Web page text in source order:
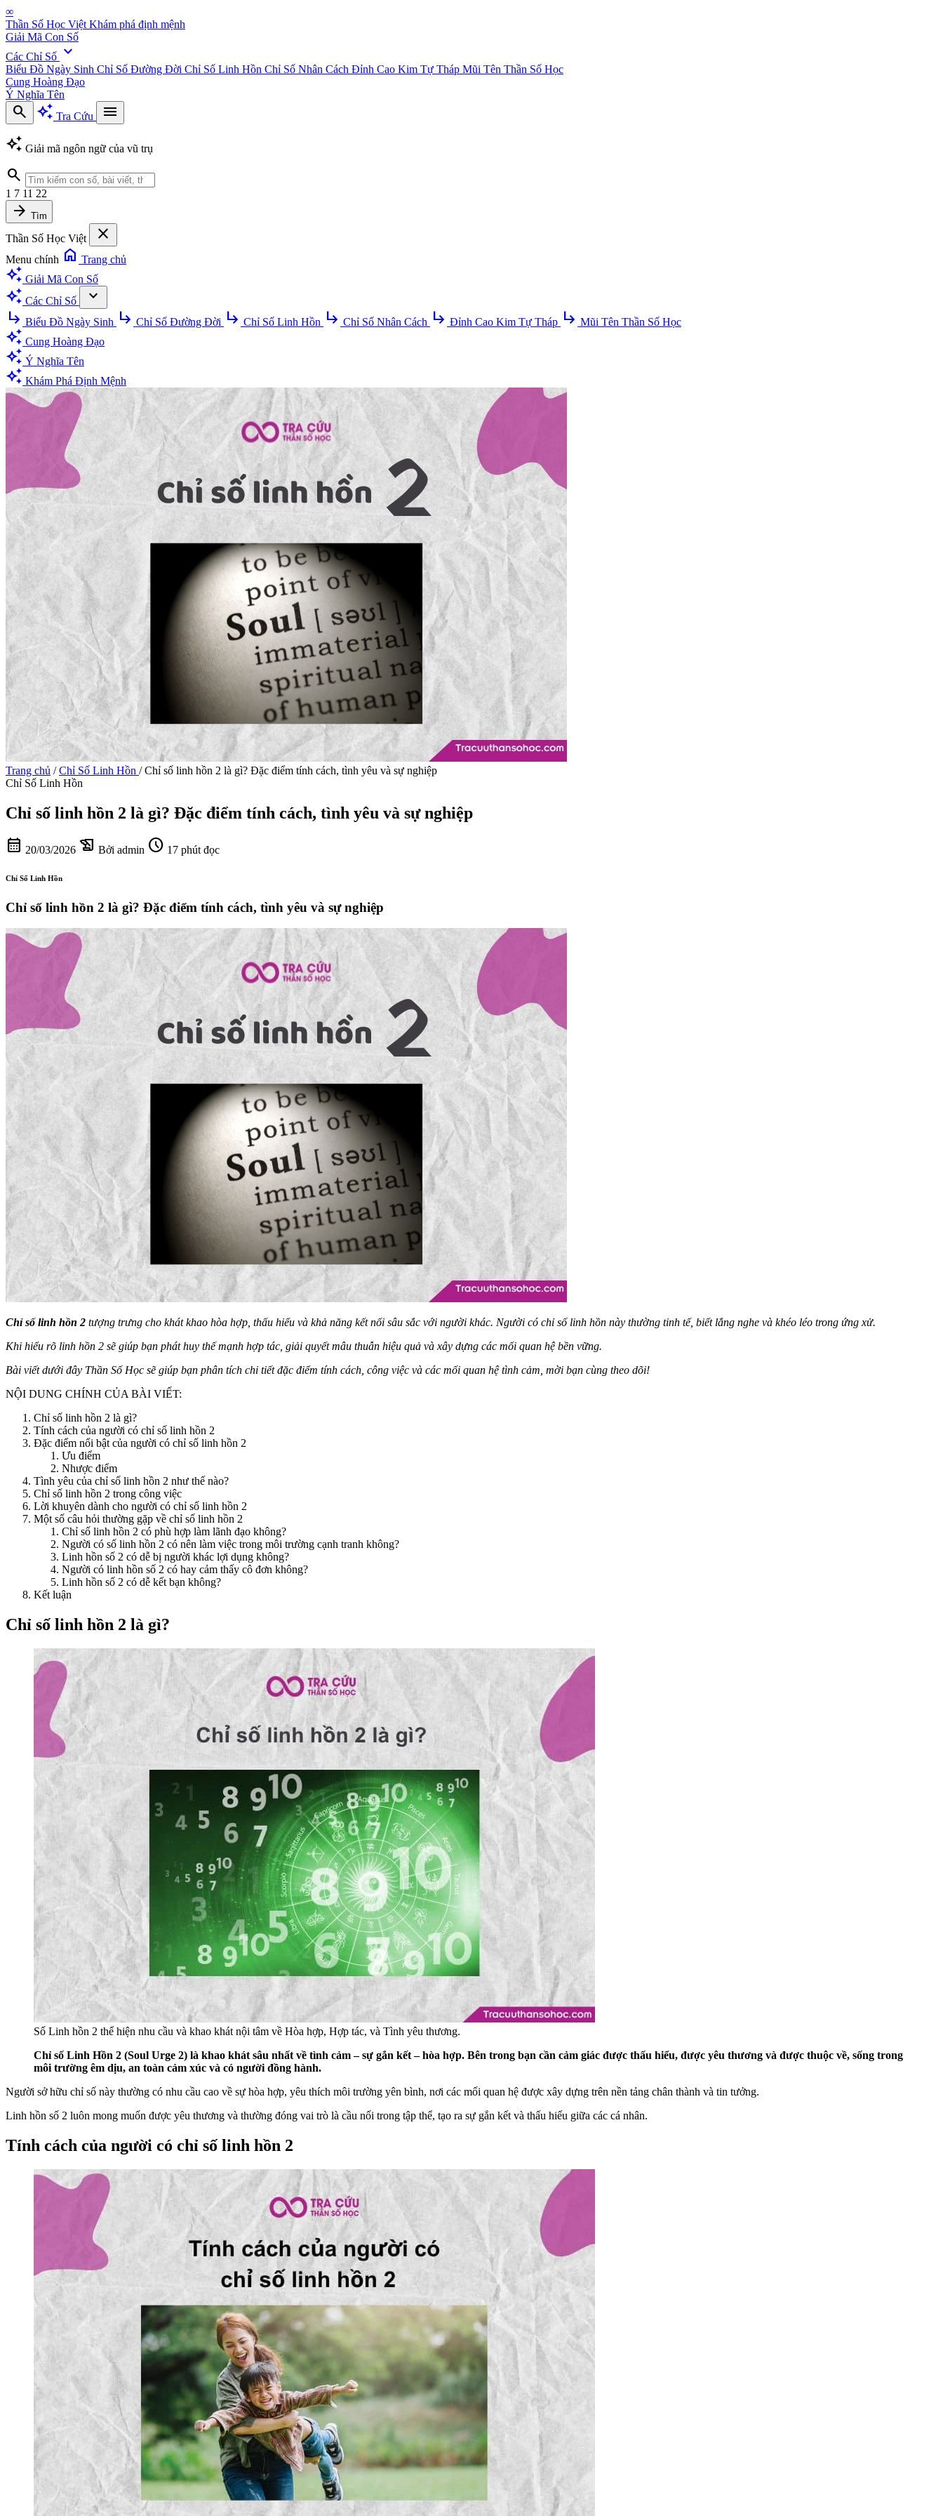
∞
Thần Số Học Việt Khám phá định mệnh
Giải Mã Con Số
Các Chỉ Số expand_more
Biểu Đồ Ngày Sinh Chỉ Số Đường Đời Chỉ Số Linh Hồn Chỉ Số Nhân Cách Đỉnh Cao Kim Tự Tháp Mũi Tên Thần Số Học
Cung Hoàng Đạo
Ý Nghĩa Tên
search auto_awesome Tra Cứu
menu
auto_awesome Giải mã ngôn ngữ của vũ trụ
search
1 7 11 22
arrow_forward Tìm
Thần Số Học Việt close
Menu chính home Trang chủ
auto_awesome Giải Mã Con Số
auto_awesome Các Chỉ Số
expand_more
subdirectory_arrow_right Biểu Đồ Ngày Sinh subdirectory_arrow_right Chỉ Số Đường Đời subdirectory_arrow_right Chỉ Số Linh Hồn subdirectory_arrow_right Chỉ Số Nhân Cách subdirectory_arrow_right Đỉnh Cao Kim Tự Tháp subdirectory_arrow_right Mũi Tên Thần Số Học
auto_awesome Cung Hoàng Đạo
auto_awesome Ý Nghĩa Tên
auto_awesome Khám Phá Định Mệnh
Trang chủ / Chỉ Số Linh Hồn / Chỉ số linh hồn 2 là gì? Đặc điểm tính cách, tình yêu và sự nghiệp
Chỉ Số Linh Hồn
Chỉ số linh hồn 2 là gì? Đặc điểm tính cách, tình yêu và sự nghiệp
calendar_month 20/03/2026 history_edu Bởi admin schedule 17 phút đọc
Chỉ Số Linh Hồn
Chỉ số linh hồn 2 là gì? Đặc điểm tính cách, tình yêu và sự nghiệp
Chỉ số linh hồn 2 tượng trưng cho khát khao hòa hợp, thấu hiểu và khả năng kết nối sâu sắc với người khác. Người có chỉ số linh hồn này thường tinh tế, biết lắng nghe và khéo léo trong ứng xử.
Khi hiểu rõ linh hồn 2 sẽ giúp bạn phát huy thế mạnh hợp tác, giải quyết mâu thuẫn hiệu quả và xây dựng các mối quan hệ bền vững.
Bài viết dưới đây Thần Số Học sẽ giúp bạn phân tích chi tiết đặc điểm tính cách, công việc và các mối quan hệ tình cảm, mời bạn cùng theo dõi!
NỘI DUNG CHÍNH CỦA BÀI VIẾT:
Chỉ số linh hồn 2 là gì?
Tính cách của người có chỉ số linh hồn 2
Đặc điểm nổi bật của người có chỉ số linh hồn 2
Ưu điểm
Nhược điểm
Tình yêu của chỉ số linh hồn 2 như thế nào?
Chỉ số linh hồn 2 trong công việc
Lời khuyên dành cho người có chỉ số linh hồn 2
Một số câu hỏi thường gặp về chỉ số linh hồn 2
Chỉ số linh hồn 2 có phù hợp làm lãnh đạo không?
Người có số linh hồn 2 có nên làm việc trong môi trường cạnh tranh không?
Linh hồn số 2 có dễ bị người khác lợi dụng không?
Người có linh hồn số 2 có hay cảm thấy cô đơn không?
Linh hồn số 2 có dễ kết bạn không?
Kết luận
Chỉ số linh hồn 2 là gì?
Số Linh hồn 2 thể hiện nhu cầu và khao khát nội tâm về Hòa hợp, Hợp tác, và Tình yêu thương.
Chỉ số Linh Hồn 2 (Soul Urge 2) là khao khát sâu nhất về tình cảm – sự gắn kết – hòa hợp. Bên trong bạn cần cảm giác được thấu hiểu, được yêu thương và được thuộc về, sống trong
môi trường êm dịu, an toàn cảm xúc và có người đồng hành.
Người sở hữu chỉ số này thường có nhu cầu cao về sự hòa hợp, yêu thích môi trường yên bình, nơi các mối quan hệ được xây dựng trên nền tảng chân thành và tin tưởng.
Linh hồn số 2 luôn mong muốn được yêu thương và thường đóng vai trò là cầu nối trong tập thể, tạo ra sự gắn kết và thấu hiểu giữa các cá nhân.
Tính cách của người có chỉ số linh hồn 2